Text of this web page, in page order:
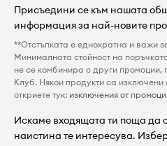
Присъедини се към нашата
информация за най-новите
**Отстъпката е еднократна и важи
Минималната стойност на
не се комбинира с други промоции,
Клуб. Някои продукти са
откриете тук: изключения от
Искаме входящата ти поща да
наистина те интересува.